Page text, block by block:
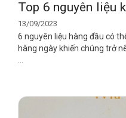
Top 6 nguyên liệu
13/09/2023
6 nguyên liệu hàng đầu có
hàng ngày khiến chúng trở